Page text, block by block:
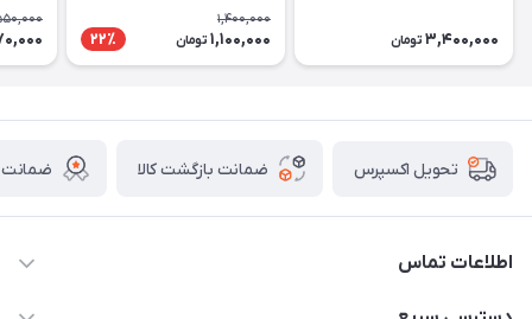
3,400,000 تومان
صورت تک وست)
1,400,000
1,100,000 تومان 22٪
تحویل اکسپرس ضمانت بازگشت کالا ضمانت
اطلاعات تماس
برای دریافت کدرهگیری پیامک دهید 09364926911